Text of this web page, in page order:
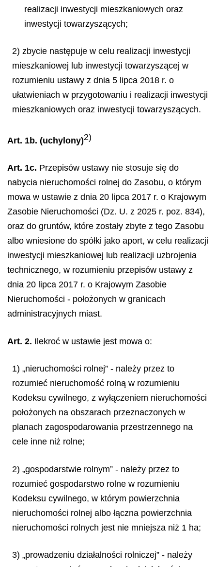
realizacji inwestycji mieszkaniowych oraz
inwestycji towarzyszących;
2) zbycie następuje w celu realizacji inwestycji
mieszkaniowej lub inwestycji towarzyszącej w
rozumieniu ustawy z dnia 5 lipca 2018 r. o
ułatwieniach w przygotowaniu i realizacji inwestycji
mieszkaniowych oraz inwestycji towarzyszących.
Art. 1b. (uchylony)2)
Art. 1c. Przepisów ustawy nie stosuje się do
nabycia nieruchomości rolnej do Zasobu, o którym
mowa w ustawie z dnia 20 lipca 2017 r. o Krajowym
Zasobie Nieruchomości (Dz. U. z 2025 r. poz. 834),
oraz do gruntów, które zostały zbyte z tego Zasobu
albo wniesione do spółki jako aport, w celu realizacji
inwestycji mieszkaniowej lub realizacji uzbrojenia
technicznego, w rozumieniu przepisów ustawy z
dnia 20 lipca 2017 r. o Krajowym Zasobie
Nieruchomości - położonych w granicach
administracyjnych miast.
Art. 2. Ilekroć w ustawie jest mowa o:
1) „nieruchomości rolnej” - należy przez to
rozumieć nieruchomość rolną w rozumieniu
Kodeksu cywilnego, z wyłączeniem nieruchomości
położonych na obszarach przeznaczonych w
planach zagospodarowania przestrzennego na
cele inne niż rolne;
2) „gospodarstwie rolnym” - należy przez to
rozumieć gospodarstwo rolne w rozumieniu
Kodeksu cywilnego, w którym powierzchnia
nieruchomości rolnej albo łączna powierzchnia
nieruchomości rolnych jest nie mniejsza niż 1 ha;
3) „prowadzeniu działalności rolniczej” - należy